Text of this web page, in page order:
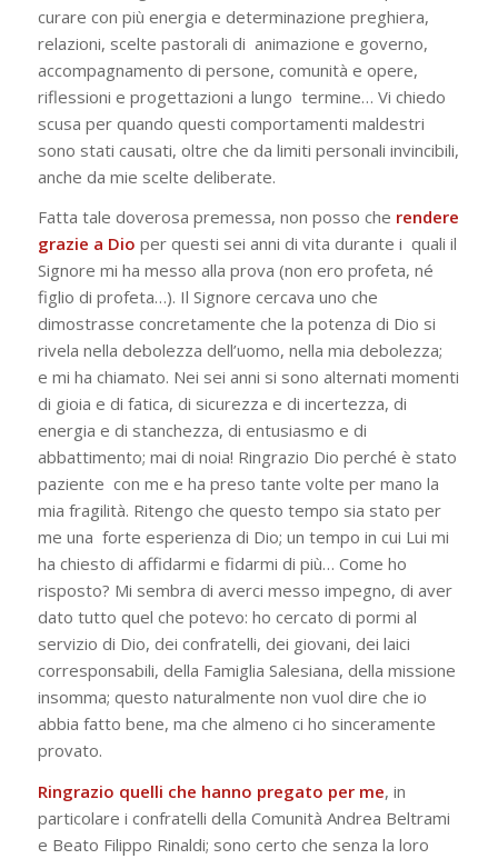
curare con più energia e determinazione preghiera,
relazioni, scelte pastorali di animazione e governo,
accompagnamento di persone, comunità e opere,
riflessioni e progettazioni a lungo termine… Vi chiedo
scusa per quando questi comportamenti maldestri
sono stati causati, oltre che da limiti personali invincibili,
anche da mie scelte deliberate.
Fatta tale doverosa premessa, non posso che rendere
grazie a Dio per questi sei anni di vita durante i quali il
Signore mi ha messo alla prova (non ero profeta, né
figlio di profeta…). Il Signore cercava uno che
dimostrasse concretamente che la potenza di Dio si
rivela nella debolezza dell’uomo, nella mia debolezza;
e mi ha chiamato. Nei sei anni si sono alternati momenti
di gioia e di fatica, di sicurezza e di incertezza, di
energia e di stanchezza, di entusiasmo e di
abbattimento; mai di noia! Ringrazio Dio perché è stato
paziente con me e ha preso tante volte per mano la
mia fragilità. Ritengo che questo tempo sia stato per
me una forte esperienza di Dio; un tempo in cui Lui mi
ha chiesto di affidarmi e fidarmi di più… Come ho
risposto? Mi sembra di averci messo impegno, di aver
dato tutto quel che potevo: ho cercato di pormi al
servizio di Dio, dei confratelli, dei giovani, dei laici
corresponsabili, della Famiglia Salesiana, della missione
insomma; questo naturalmente non vuol dire che io
abbia fatto bene, ma che almeno ci ho sinceramente
provato.
Ringrazio quelli che hanno pregato per me, in
particolare i confratelli della Comunità Andrea Beltrami
e Beato Filippo Rinaldi; sono certo che senza la loro